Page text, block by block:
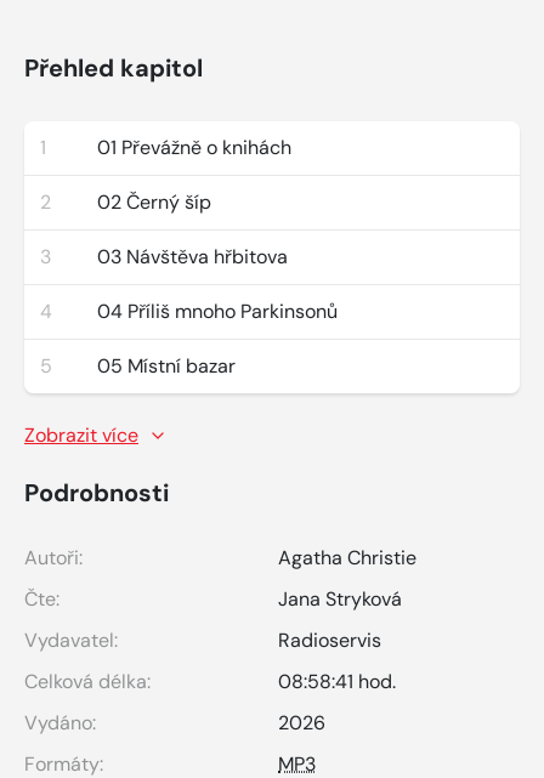
Přehled kapitol
1 01 Převážně o knihách
2 02 Černý šíp
3 03 Návštěva hřbitova
4 04 Příliš mnoho Parkinsonů
5 05 Místní bazar
Zobrazit více
Podrobnosti
Autoři:
Agatha Christie
Čte:
Jana Stryková
Vydavatel:
Radioservis
Celková délka:
08:58:41 hod.
Vydáno:
2026
Formáty:
MP3